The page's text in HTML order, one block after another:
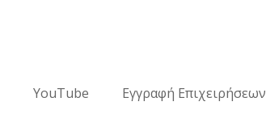
YouTube Εγγραφή Επιχειρήσεων